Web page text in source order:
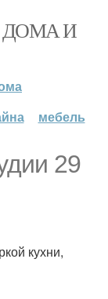
ДОМА И
мебель
29
кухни,